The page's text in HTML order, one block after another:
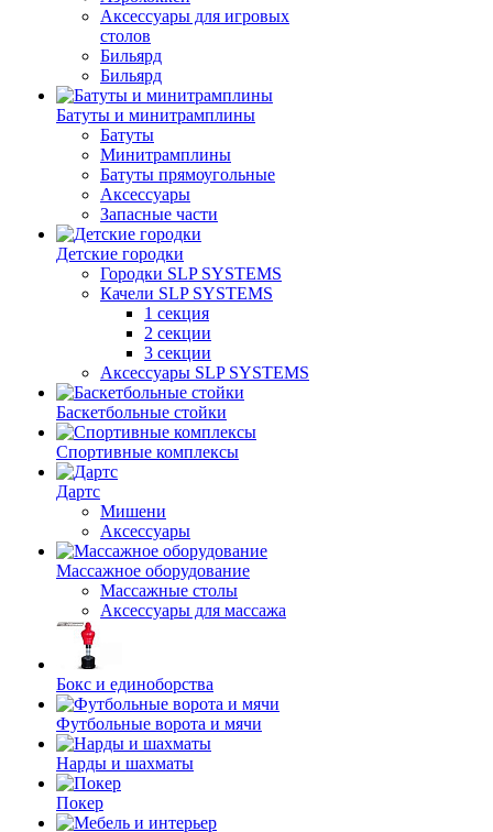
Аксессуары для игровых
столов
Бильяpд
Бильяpд
Батуты и минитрамплины
Батуты
Минитрамплины
Батуты прямоугольные
Аксессуары
Запасные части
Детские городки
Городки SLP SYSTEMS
Качели SLP SYSTEMS
1 секция
2 секции
3 секции
Аксессуары SLP SYSTEMS
Баскетбольные стойки
Спортивные комплексы
Дартс
Мишени
Аксессуары
Массажное оборудование
Массажные столы
Аксессуары для массажа
Бокс и единоборства
Футбольные ворота и мячи
Нарды и шахматы
Покер